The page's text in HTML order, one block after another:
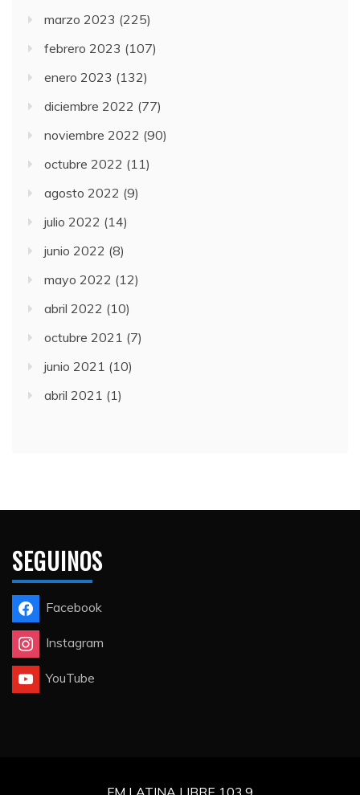
marzo 2023 (225)
febrero 2023 (107)
enero 2023 (132)
diciembre 2022 (77)
noviembre 2022 (90)
octubre 2022 (11)
agosto 2022 (9)
julio 2022 (14)
junio 2022 (8)
mayo 2022 (12)
abril 2022 (10)
octubre 2021 (7)
junio 2021 (10)
abril 2021 (1)
SEGUINOS
Facebook
Instagram
YouTube